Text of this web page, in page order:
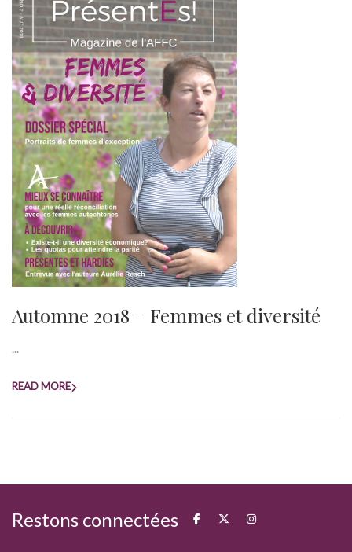
Automne 2018 – Femmes et diversité
...
READ MORE
Restons connectées